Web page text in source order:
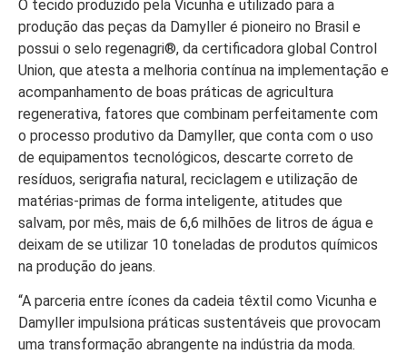
O tecido produzido pela Vicunha e utilizado para a
produção das peças da Damyller é pioneiro no Brasil e
possui o selo regenagri®, da certificadora global Control
Union, que atesta a melhoria contínua na implementação e
acompanhamento de boas práticas de agricultura
regenerativa, fatores que combinam perfeitamente com
o processo produtivo da Damyller, que conta com o uso
de equipamentos tecnológicos, descarte correto de
resíduos, serigrafia natural, reciclagem e utilização de
matérias-primas de forma inteligente, atitudes que
salvam, por mês, mais de 6,6 milhões de litros de água e
deixam de se utilizar 10 toneladas de produtos químicos
na produção do jeans.
“A parceria entre ícones da cadeia têxtil como Vicunha e
Damyller impulsiona práticas sustentáveis que provocam
uma transformação abrangente na indústria da moda.